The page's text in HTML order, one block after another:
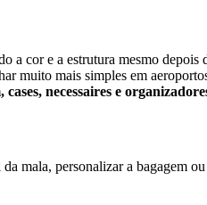
a cor e a estrutura mesmo depois
muito mais simples em
necessaires e
mala, personalizar a bagagem